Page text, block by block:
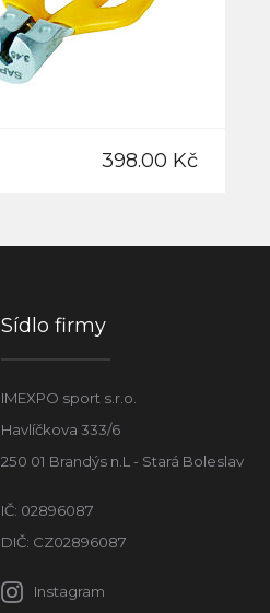
398.00 Kč
Sídlo firmy
IMEXPO sport s.r.o.
Havlíčkova 333/6
250 01 Brandýs n.L - Stará Boleslav
IČ: 02896087
DIČ: CZ02896087
Instagram